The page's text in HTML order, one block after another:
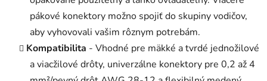
pákové konektory možno spojiť do skupiny vodičov,
aby vyhovovali vašim rôznym potrebám.
Kompatibilita - Vhodné pre mäkké a tvrdé jednožilové
a viacžilové drôty, univerzálne konektory pre 0,2 až 4